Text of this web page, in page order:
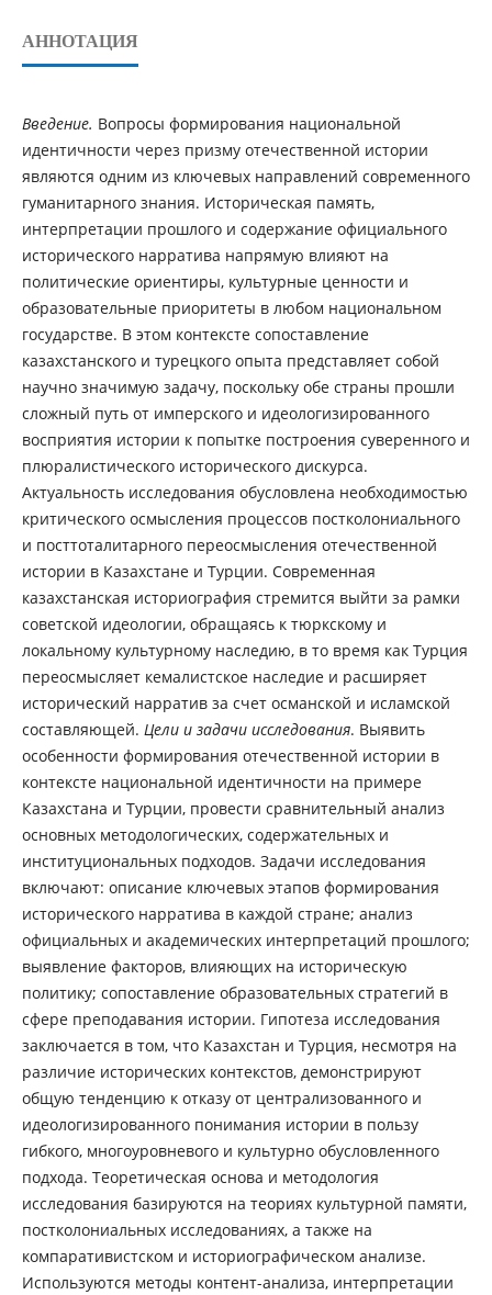
АННОТАЦИЯ
Введение. Вопросы формирования национальной
идентичности через призму отечественной истории
являются одним из ключевых направлений современного
гуманитарного знания. Историческая память,
интерпретации прошлого и содержание официального
исторического нарратива напрямую влияют на
политические ориентиры, культурные ценности и
образовательные приоритеты в любом национальном
государстве. В этом контексте сопоставление
казахстанского и турецкого опыта представляет собой
научно значимую задачу, поскольку обе страны прошли
сложный путь от имперского и идеологизированного
восприятия истории к попытке построения суверенного и
плюралистического исторического дискурса.
Актуальность исследования обусловлена необходимостью
критического осмысления процессов постколониального
и посттоталитарного переосмысления отечественной
истории в Казахстане и Турции. Современная
казахстанская историография стремится выйти за рамки
советской идеологии, обращаясь к тюркскому и
локальному культурному наследию, в то время как Турция
переосмысляет кемалистское наследие и расширяет
исторический нарратив за счет османской и исламской
составляющей. Цели и задачи исследования. Выявить
особенности формирования отечественной истории в
контексте национальной идентичности на примере
Казахстана и Турции, провести сравнительный анализ
основных методологических, содержательных и
институциональных подходов. Задачи исследования
включают: описание ключевых этапов формирования
исторического нарратива в каждой стране; анализ
официальных и академических интерпретаций прошлого;
выявление факторов, влияющих на историческую
политику; сопоставление образовательных стратегий в
сфере преподавания истории. Гипотеза исследования
заключается в том, что Казахстан и Турция, несмотря на
различие исторических контекстов, демонстрируют
общую тенденцию к отказу от централизованного и
идеологизированного понимания истории в пользу
гибкого, многоуровневого и культурно обусловленного
подхода. Теоретическая основа и методология
исследования базируются на теориях культурной памяти,
постколониальных исследованиях, а также на
компаративистском и историографическом анализе.
Используются методы контент-анализа, интерпретации